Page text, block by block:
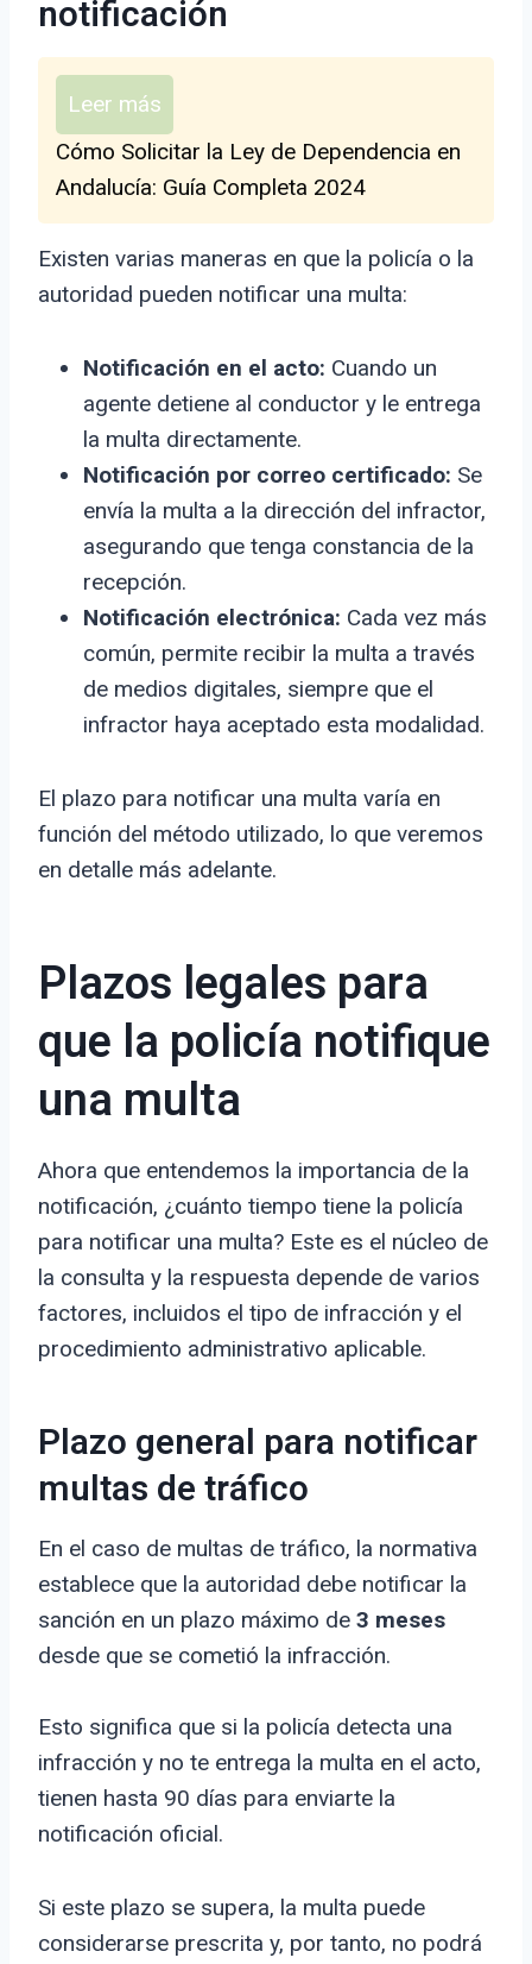
notificación
Leer más
Cómo Solicitar la Ley de Dependencia en
Andalucía: Guía Completa 2024
Existen varias maneras en que la policía o la
autoridad pueden notificar una multa:
Notificación en el acto: Cuando un
agente detiene al conductor y le entrega
la multa directamente.
Notificación por correo certificado: Se
envía la multa a la dirección del infractor,
asegurando que tenga constancia de la
recepción.
Notificación electrónica: Cada vez más
común, permite recibir la multa a través
de medios digitales, siempre que el
infractor haya aceptado esta modalidad.
El plazo para notificar una multa varía en
función del método utilizado, lo que veremos
en detalle más adelante.
Plazos legales para
que la policía notifique
una multa
Ahora que entendemos la importancia de la
notificación, ¿cuánto tiempo tiene la policía
para notificar una multa? Este es el núcleo de
la consulta y la respuesta depende de varios
factores, incluidos el tipo de infracción y el
procedimiento administrativo aplicable.
Plazo general para notificar
multas de tráfico
En el caso de multas de tráfico, la normativa
establece que la autoridad debe notificar la
sanción en un plazo máximo de 3 meses
desde que se cometió la infracción.
Esto significa que si la policía detecta una
infracción y no te entrega la multa en el acto,
tienen hasta 90 días para enviarte la
notificación oficial.
Si este plazo se supera, la multa puede
considerarse prescrita y, por tanto, no podrá